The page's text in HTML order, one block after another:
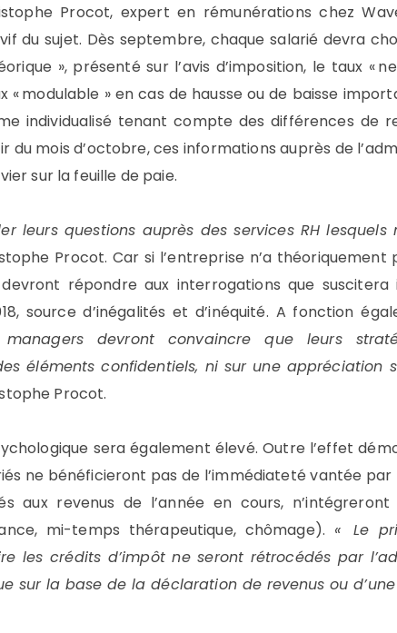
Procot, expert en rémunérations chez
du sujet. Dès septembre, chaque salarié devra
», présenté sur l’avis d’imposition, le taux «
« modulable » en cas de hausse ou de baisse
individualisé tenant compte des différences de
mois d’octobre, ces informations auprès de
sur la feuille de paie.
leurs questions auprès des services RH lesquels
Procot. Car si l’entreprise n’a
répondre aux interrogations que suscitera
source d’inégalités et d’inéquité. A fonction
managers devront convaincre que leurs
éléments confidentiels, ni sur une appréciation
Procot.
sera également élevé. Outre l’effet
ne bénéficieront pas de l’immédiateté vantée
aux revenus de l’année en cours,
mi-temps thérapeutique, chômage). « Le
les crédits d’impôt ne seront rétrocédés par
sur la base de la déclaration de revenus ou